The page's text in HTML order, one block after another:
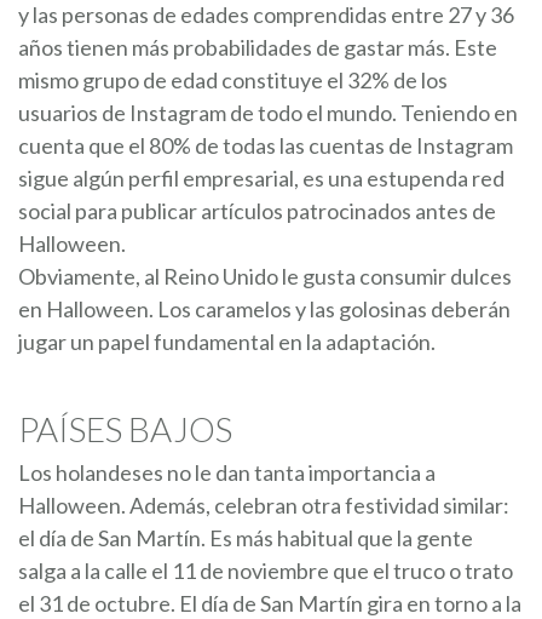
y las personas de edades comprendidas entre 27 y 36
años tienen más probabilidades de gastar más. Este
mismo grupo de edad constituye el 32% de los
usuarios de Instagram de todo el mundo. Teniendo en
cuenta que el 80% de todas las cuentas de Instagram
sigue algún perfil empresarial, es una estupenda red
social para publicar artículos patrocinados antes de
Halloween.
Obviamente, al Reino Unido le gusta consumir dulces
en Halloween. Los caramelos y las golosinas deberán
jugar un papel fundamental en la adaptación.
PAÍSES BAJOS
Los holandeses no le dan tanta importancia a
Halloween. Además, celebran otra festividad similar:
el día de San Martín. Es más habitual que la gente
salga a la calle el 11 de noviembre que el truco o trato
el 31 de octubre. El día de San Martín gira en torno a la